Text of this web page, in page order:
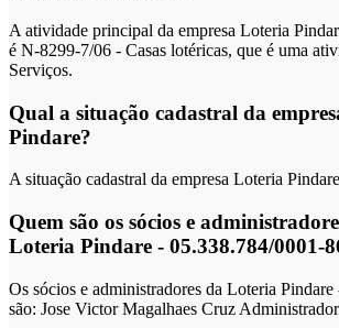
A atividade principal da empresa Loteria
é N-8299-7/06 - Casas lotéricas, que é uma
Serviços.
Qual a situação cadastral da
Pindare?
A situação cadastral da empresa Loteria
Quem são os sócios e
Loteria Pindare - 05.338.784/0001-
Os sócios e administradores da Loteria
são: Jose Victor Magalhaes Cruz